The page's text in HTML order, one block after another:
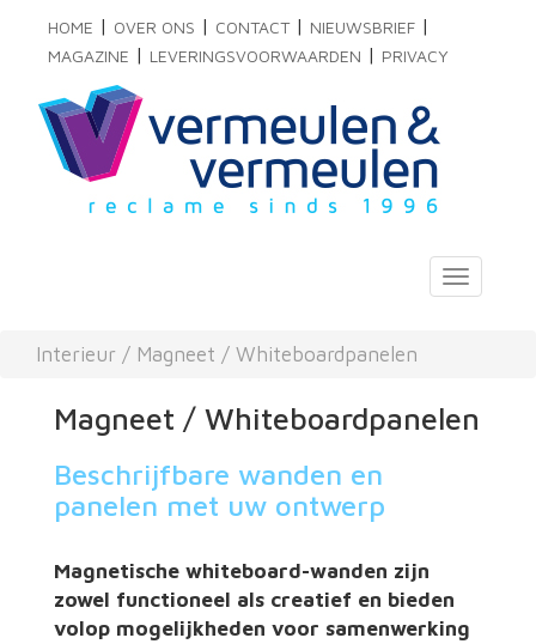
HOME | OVER ONS | CONTACT | NIEUWSBRIEF |
MAGAZINE | LEVERINGSVOORWAARDEN | PRIVACY
Toggle
Interieur / Magneet / Whiteboardpanelen
Magneet / Whiteboardpanelen
Beschrijfbare wanden en
panelen met uw ontwerp
Magnetische whiteboard-wanden zijn
zowel functioneel als creatief en bieden
volop mogelijkheden voor samenwerking